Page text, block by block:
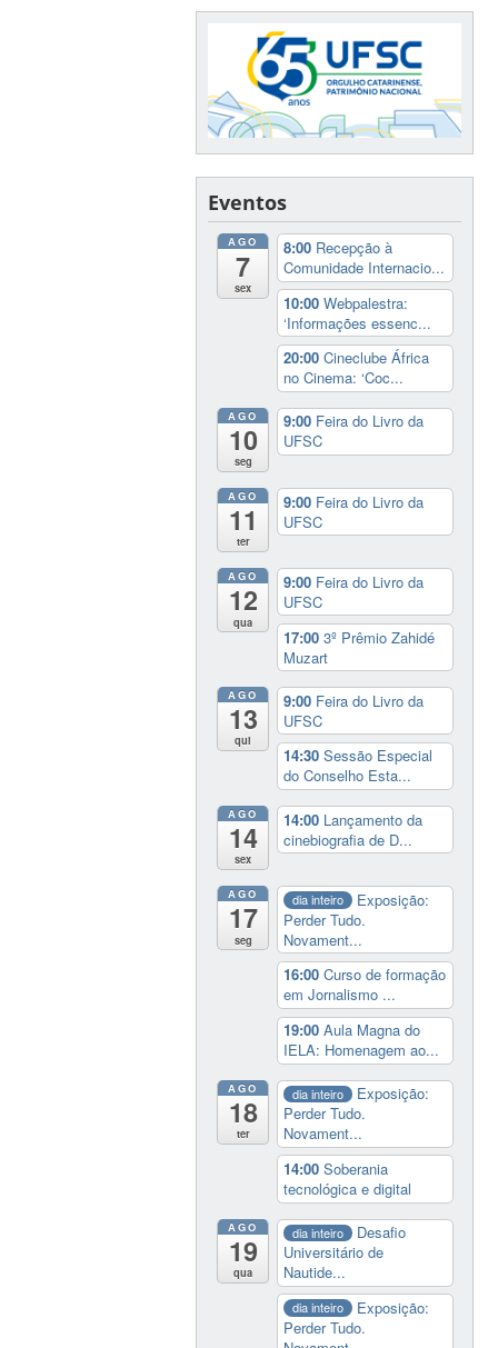
Eventos
AGO
7
sex
8:00 Recepção à
Comunidade Internacio...
10:00Webpalestra:
‘Informações essenc...
20:00Cineclube África
no Cinema: ‘Coc...
AGO
10
seg
9:00 Feira do Livro da
UFSC
AGO
11
ter
9:00 Feira do Livro da
UFSC
AGO
12
qua
9:00 Feira do Livro da
UFSC
17:003º Prêmio Zahidé
Muzart
AGO
13
qui
9:00 Feira do Livro da
UFSC
14:30Sessão Especial
do Conselho Esta...
AGO
14
sex
14:00 Lançamento da
cinebiografia de D...
AGO
17
seg
dia inteiro
Exposição:
Perder Tudo.
Novament...
16:00Curso de formação
em Jornalismo ...
19:00Aula Magna do
IELA: Homenagem ao...
AGO
18
ter
dia inteiro
Exposição:
Perder Tudo.
Novament...
14:00Soberania
tecnológica e digital
AGO
19
qua
dia inteiro
Desafio
Universitário de
Nautide...
dia inteiro
Exposição:
Perder Tudo.